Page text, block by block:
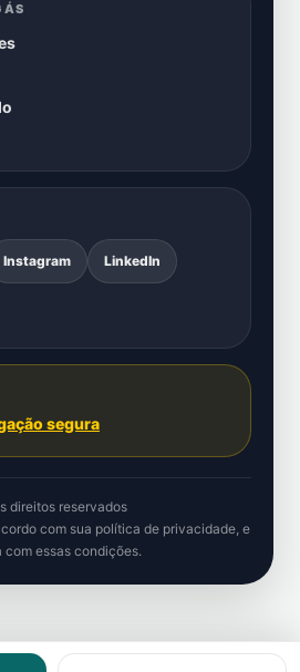
Instagram LinkedIn
segura
direitos reservados
com sua política de privacidade, e
essas condições.